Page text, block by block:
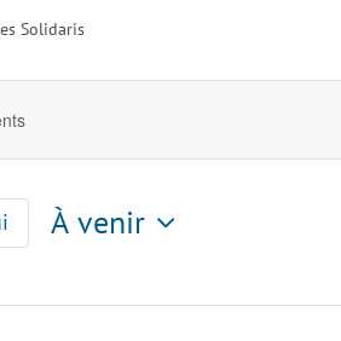
Solidaris
À venir
date.